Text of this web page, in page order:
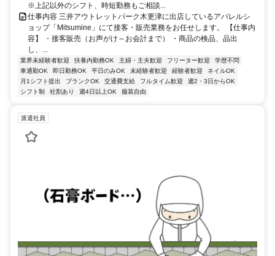
※上記以外のシフト、時短勤務もご相談...
仕事内容 三井アウトレットパーク木更津に出店しているアパレルシ
ョップ「Mitsumine」にて接客・販売業務をお任せします。 【仕事内
容】 ・接客販売（お声がけ～お会計まで） ・商品の検品、品出
し、...
業界未経験者歓迎 扶養内勤務OK 主婦・主夫歓迎 フリーター歓迎
学歴不問
車通勤OK
即日勤務OK 平日のみOK 未経験者歓迎 経験者歓迎
ネイルOK
月1シフト提出
ブランクOK 交通費支給 フルタイム歓迎
週2・3日からOK
シフト制
社割あり 週4日以上OK 服装自由
派遣社員